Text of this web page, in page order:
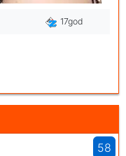
17god
58